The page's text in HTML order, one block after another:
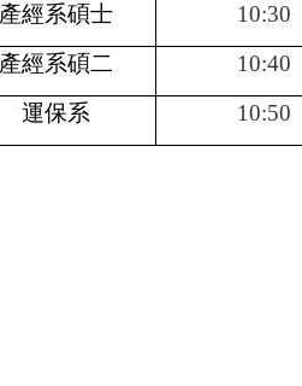
產經系碩士
10:30
產經系碩二
10:40
運保系 10:50